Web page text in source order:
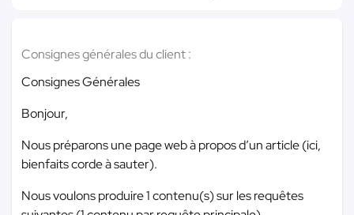
Consignes générales du client :
Consignes Générales
Bonjour,
Nous préparons une page web à propos d’un article (ici,
bienfaits corde à sauter).
Nous voulons produire 1 contenu(s) sur les requêtes